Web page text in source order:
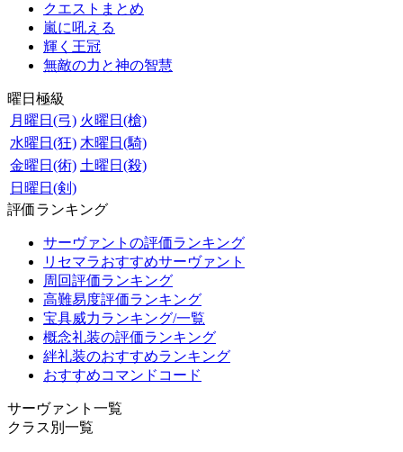
クエストまとめ
嵐に吼える
輝く王冠
無敵の力と神の智慧
曜日極級
月曜日(弓) 火曜日(槍)
水曜日(狂) 木曜日(騎)
金曜日(術) 土曜日(殺)
日曜日(剣)
評価ランキング
サーヴァントの評価ランキング
リセマラおすすめサーヴァント
周回評価ランキング
高難易度評価ランキング
宝具威力ランキング/一覧
概念礼装の評価ランキング
絆礼装のおすすめランキング
おすすめコマンドコード
サーヴァント一覧
クラス別一覧